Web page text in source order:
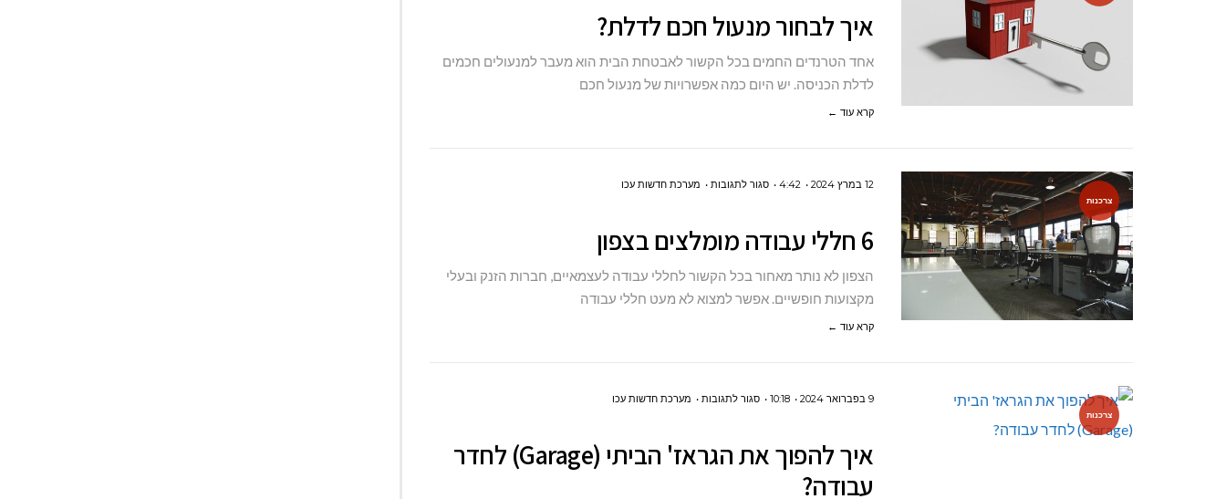
לבחור
חכם
איך לבחור מנעול חכם לדלת?
אחד הטרנדים החמים בכל הקשור לאבטחת הבית הוא מעבר למנעולים חכמים
לדלת הכניסה. יש היום כמה אפשרויות של מנעול חכם
קרא עוד ←
צרכנות
12 במרץ 2024 4:42 סגור לתגובותעל
חללי
מומלצים
מערכת חדשות עכו
6 חללי עבודה מומלצים בצפון
הצפון לא נותר מאחור בכל הקשור לחללי עבודה לעצמאיים, חברות הזנק ובעלי
מקצועות חופשיים. אפשר למצוא לא מעט חללי עבודה
קרא עוד ←
צרכנות
9 בפברואר 2024 10:18 סגור לתגובותעל
להפוך
מערכת חדשות עכו
איך להפוך את הגראז' הביתי (Garage) לחדר
עבודה?